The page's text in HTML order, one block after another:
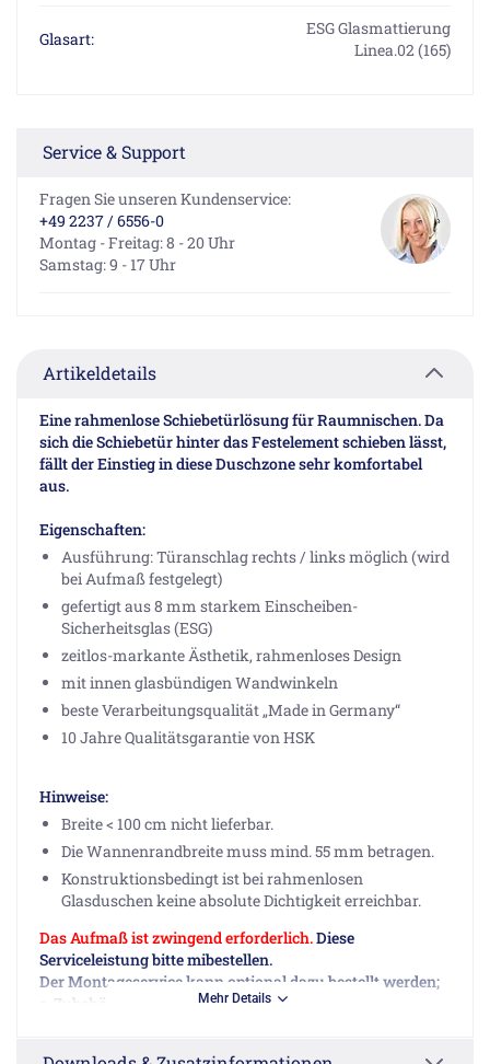
Glasart:
ESG Glasmattierung
Linea.02 (165)
Service & Support
Fragen Sie unseren Kundenservice:
+49 2237 / 6556-0
Montag - Freitag: 8 - 20 Uhr
Samstag: 9 - 17 Uhr
Artikeldetails
Eine rahmenlose Schiebetürlösung für Raumnischen. Da
sich die Schiebetür hinter das Festelement schieben lässt,
fällt der Einstieg in diese Duschzone sehr komfortabel
aus.
Eigenschaften:
Ausführung: Türanschlag rechts / links möglich (wird
bei Aufmaß festgelegt)
gefertigt aus 8 mm starkem Einscheiben-
Sicherheitsglas (ESG)
zeitlos-markante Ästhetik, rahmenloses Design
mit innen glasbündigen Wandwinkeln
beste Verarbeitungsqualität „Made in Germany“
10 Jahre Qualitätsgarantie von HSK
Hinweise:
Breite < 100 cm nicht lieferbar.
Die Wannenrandbreite muss mind. 55 mm betragen.
Konstruktionsbedingt ist bei rahmenlosen
Glasduschen keine absolute Dichtigkeit erreichbar.
Das Aufmaß ist zwingend erforderlich.Diese
Serviceleistung bitte mibestellen.
Der Montageservice kann optional dazu bestellt werden;
s. Zubehör.
Mehr Details